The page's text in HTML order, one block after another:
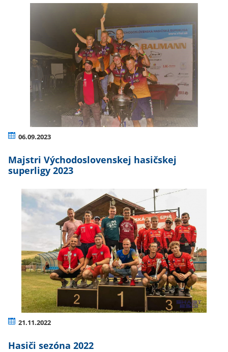
06.09.2023
Majstri Východoslovenskej hasičskej
superligy 2023
21.11.2022
Hasiči sezóna 2022